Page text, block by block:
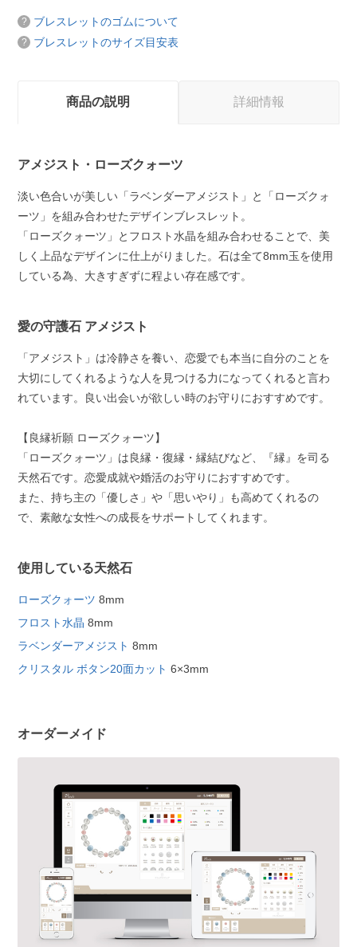
ブレスレットのゴムについて
ブレスレットのサイズ目安表
商品の説明 詳細情報
アメジスト・ローズクォーツ
淡い色合いが美しい「ラベンダーアメジスト」と「ローズクォ
ーツ」を組み合わせたデザインブレスレット。
「ローズクォーツ」とフロスト水晶を組み合わせることで、美
しく上品なデザインに仕上がりました。石は全て8mm玉を使用
している為、大きすぎずに程よい存在感です。
愛の守護石 アメジスト
「アメジスト」は冷静さを養い、恋愛でも本当に自分のことを
大切にしてくれるような人を見つける力になってくれると言わ
れています。良い出会いが欲しい時のお守りにおすすめです。
【良縁祈願 ローズクォーツ】
「ローズクォーツ」は良縁・復縁・縁結びなど、『縁』を司る
天然石です。恋愛成就や婚活のお守りにおすすめです。
また、持ち主の「優しさ」や「思いやり」も高めてくれるの
で、素敵な女性への成長をサポートしてくれます。
使用している天然石
ローズクォーツ 8mm
フロスト水晶 8mm
ラベンダーアメジスト 8mm
クリスタル ボタン20面カット 6×3mm
オーダーメイド